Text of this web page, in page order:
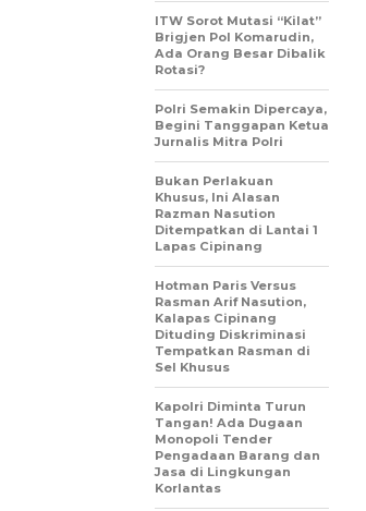
ITW Sorot Mutasi “Kilat”
Brigjen Pol Komarudin,
Ada Orang Besar Dibalik
Rotasi?
Polri Semakin Dipercaya,
Begini Tanggapan Ketua
Jurnalis Mitra Polri
Bukan Perlakuan
Khusus, Ini Alasan
Razman Nasution
Ditempatkan di Lantai 1
Lapas Cipinang
Hotman Paris Versus
Rasman Arif Nasution,
Kalapas Cipinang
Dituding Diskriminasi
Tempatkan Rasman di
Sel Khusus
Kapolri Diminta Turun
Tangan! Ada Dugaan
Monopoli Tender
Pengadaan Barang dan
Jasa di Lingkungan
Korlantas